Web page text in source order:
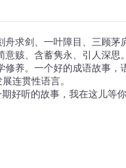
舟求剑、一叶障目、三顾
赅、含蓄隽永、引人深思
修养。一个好的成语故事
连贯性语言。
好听的故事，我在这儿等你